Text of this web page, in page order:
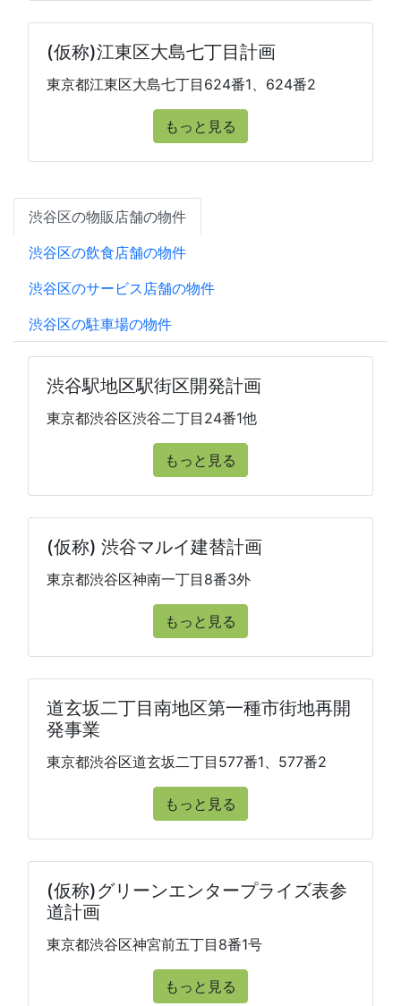
(仮称)江東区大島七丁目計画
東京都江東区大島七丁目624番1、624番2
もっと見る
渋谷区の物販店舗の物件
渋谷区の飲食店舗の物件
渋谷区のサービス店舗の物件
渋谷区の駐車場の物件
渋谷駅地区駅街区開発計画
東京都渋谷区渋谷二丁目24番1他
もっと見る
(仮称) 渋谷マルイ建替計画
東京都渋谷区神南一丁目8番3外
もっと見る
道玄坂二丁目南地区第一種市街地再開
発事業
東京都渋谷区道玄坂二丁目577番1、577番2
もっと見る
(仮称)グリーンエンタープライズ表参
道計画
東京都渋谷区神宮前五丁目8番1号
もっと見る